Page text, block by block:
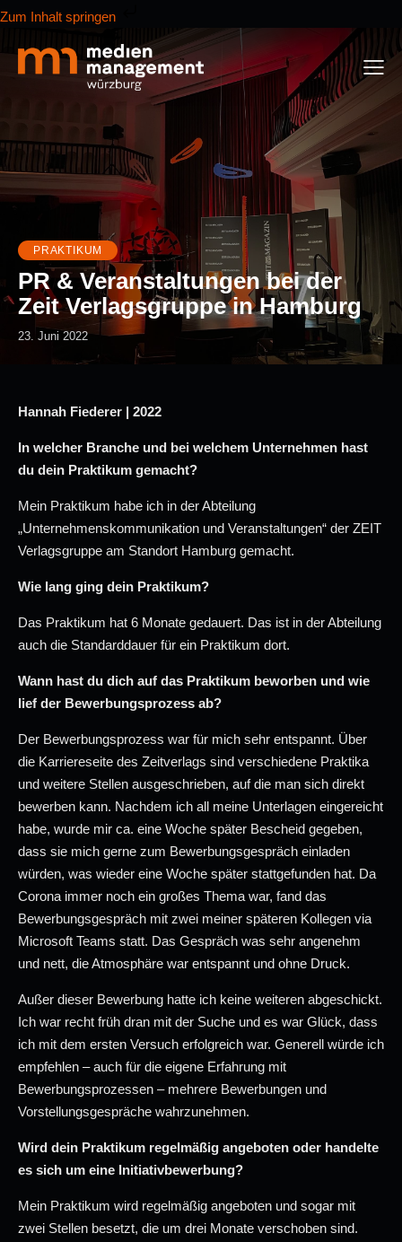
Zum Inhalt springen
PRAKTIKUM
PR & Veranstaltungen bei der
Zeit Verlagsgruppe in Hamburg
23. Juni 2022
Hannah Fiederer | 2022
In welcher Branche und bei welchem Unternehmen hast
du dein Praktikum gemacht?
Mein Praktikum habe ich in der Abteilung
„Unternehmenskommunikation und Veranstaltungen“ der ZEIT
Verlagsgruppe am Standort Hamburg gemacht.
Wie lang ging dein Praktikum?
Das Praktikum hat 6 Monate gedauert. Das ist in der Abteilung
auch die Standarddauer für ein Praktikum dort.
Wann hast du dich auf das Praktikum beworben und wie
lief der Bewerbungsprozess ab?
Der Bewerbungsprozess war für mich sehr entspannt. Über
die Karriereseite des Zeitverlags sind verschiedene Praktika
und weitere Stellen ausgeschrieben, auf die man sich direkt
bewerben kann. Nachdem ich all meine Unterlagen eingereicht
habe, wurde mir ca. eine Woche später Bescheid gegeben,
dass sie mich gerne zum Bewerbungsgespräch einladen
würden, was wieder eine Woche später stattgefunden hat. Da
Corona immer noch ein großes Thema war, fand das
Bewerbungsgespräch mit zwei meiner späteren Kollegen via
Microsoft Teams statt. Das Gespräch was sehr angenehm
und nett, die Atmosphäre war entspannt und ohne Druck.
Außer dieser Bewerbung hatte ich keine weiteren abgeschickt.
Ich war recht früh dran mit der Suche und es war Glück, dass
ich mit dem ersten Versuch erfolgreich war. Generell würde ich
empfehlen – auch für die eigene Erfahrung mit
Bewerbungsprozessen – mehrere Bewerbungen und
Vorstellungsgespräche wahrzunehmen.
Wird dein Praktikum regelmäßig angeboten oder handelte
es sich um eine Initiativbewerbung?
Mein Praktikum wird regelmäßig angeboten und sogar mit
zwei Stellen besetzt, die um drei Monate verschoben sind.